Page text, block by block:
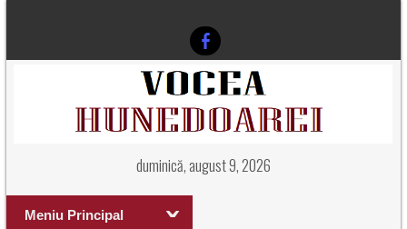
duminică, august 9, 2026
Meniu Principal